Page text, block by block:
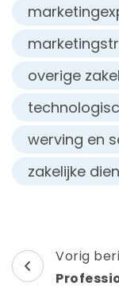
overige
werving en
zakelijke
Vorig